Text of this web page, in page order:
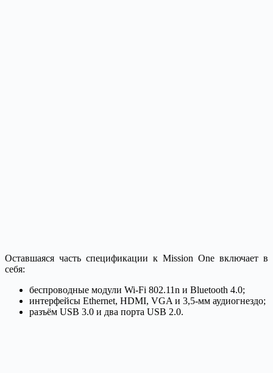
Оставшаяся часть спецификации к Mission One включает в
себя:
беспроводные модули Wi-Fi 802.11n и Bluetooth 4.0;
интерфейсы Ethernet, HDMI, VGA и 3,5-мм аудиогнездо;
разъём USB 3.0 и два порта USB 2.0.